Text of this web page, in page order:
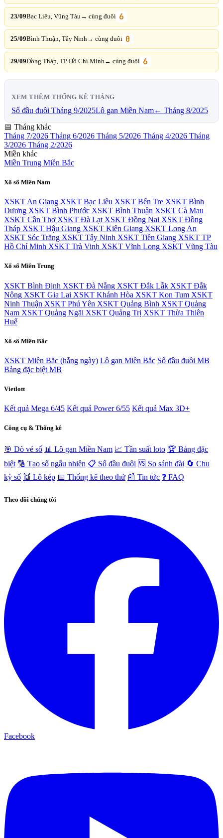
23/09Bạc Liêu, Vũng Tàu→ cùng đuôi 6
25/09Bình Thuận, Tây Ninh→ cùng đuôi 0
29/09Đồng Tháp, TP Hồ Chí Minh→ cùng đuôi 6
XEM THÊM THỐNG KÊ THÁNG
Sổ đầu đuôi Tháng 9/2025Lô gan Miền Nam← Tháng 8/2025
📅 Tháng khác
Tháng 7/2026 Tháng 6/2026 Tháng 5/2026 Tháng 4/2026 Tháng
3/2026 Tháng 2/2026
Miền khác
Miền Trung Miền Bắc
Xổ số Miền Nam
XSKT An Giang XSKT Bạc Liêu XSKT Bến Tre XSKT Bình
Dương XSKT Bình Phước XSKT Bình Thuận XSKT Cà Mau
XSKT Cần Thơ XSKT Đà Lạt XSKT Đồng Nai XSKT Đồng
Tháp XSKT Hậu Giang XSKT Kiên Giang XSKT Long An
XSKT Sóc Trăng XSKT Tây Ninh XSKT Tiền Giang XSKT TP
Hồ Chí Minh XSKT Trà Vinh XSKT Vĩnh Long XSKT Vũng Tàu
Xổ số Miền Trung
XSKT Bình Định XSKT Đà Nẵng XSKT Đắk Lắk XSKT Đắk
Nông XSKT Gia Lai XSKT Khánh Hòa XSKT Kon Tum XSKT
Ninh Thuận XSKT Phú Yên XSKT Quảng Bình XSKT Quảng
Nam XSKT Quảng Ngãi XSKT Quảng Trị XSKT Thừa Thiên
Huế
Xổ số Miền Bắc
XSKT Miền Bắc (hằng ngày) Lô gan Miền Bắc Sổ đầu đuôi MB
Bảng đặc biệt MB
Vietlott
Kết quả Mega 6/45 Kết quả Power 6/55 Kết quả Max 3D+
Công cụ & Thống kê
🎯 Dò vé số 📊 Lô gan Miền Nam 📈 Tần suất loto 🏆 Bảng đặc
biệt 🔢 Tạo số ngẫu nhiên 📋 Sổ đầu đuôi 🆚 So sánh đài 🔄 Chu
kỳ số 👯 Lô kép 📅 Thống kê theo thứ 📰 Tin tức ❓ FAQ
Theo dõi chúng tôi
Facebook